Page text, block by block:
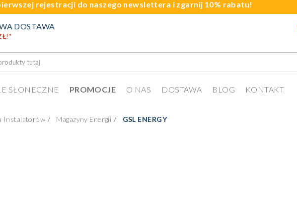
rejestracji do naszego newslettera i zgarnij 10% rabatu!
DOSTAWA
!*
SŁONECZNE PROMOCJE O NAS DOSTAWA BLOG KONTAKT
Instalatorów Magazyny Energii GSL ENERGY